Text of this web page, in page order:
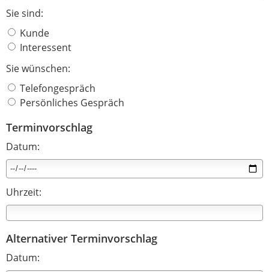
Sie sind:
Kunde
Interessent
Sie wünschen:
Telefongespräch
Persönliches Gespräch
Terminvorschlag
Datum:
Uhrzeit:
Alternativer Terminvorschlag
Datum: